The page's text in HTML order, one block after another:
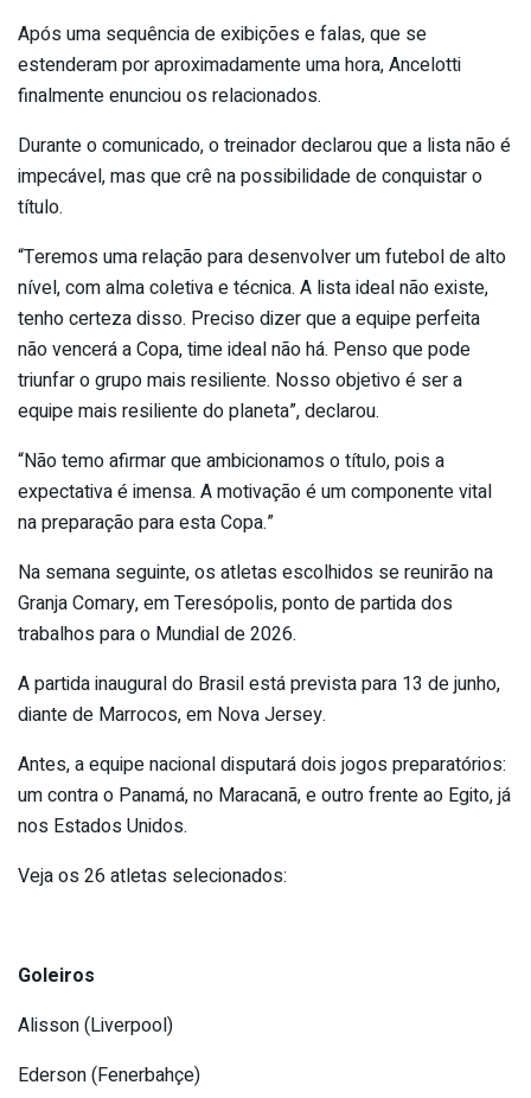
Após uma sequência de exibições e falas, que se
estenderam por aproximadamente uma hora, Ancelotti
finalmente enunciou os relacionados.
Durante o comunicado, o treinador declarou que a lista não é
impecável, mas que crê na possibilidade de conquistar o
título.
“Teremos uma relação para desenvolver um futebol de alto
nível, com alma coletiva e técnica. A lista ideal não existe,
tenho certeza disso. Preciso dizer que a equipe perfeita
não vencerá a Copa, time ideal não há. Penso que pode
triunfar o grupo mais resiliente. Nosso objetivo é ser a
equipe mais resiliente do planeta”, declarou.
“Não temo afirmar que ambicionamos o título, pois a
expectativa é imensa. A motivação é um componente vital
na preparação para esta Copa.”
Na semana seguinte, os atletas escolhidos se reunirão na
Granja Comary, em Teresópolis, ponto de partida dos
trabalhos para o Mundial de 2026.
A partida inaugural do Brasil está prevista para 13 de junho,
diante de Marrocos, em Nova Jersey.
Antes, a equipe nacional disputará dois jogos preparatórios:
um contra o Panamá, no Maracanã, e outro frente ao Egito, já
nos Estados Unidos.
Veja os 26 atletas selecionados:
Goleiros
Alisson (Liverpool)
Ederson (Fenerbahçe)